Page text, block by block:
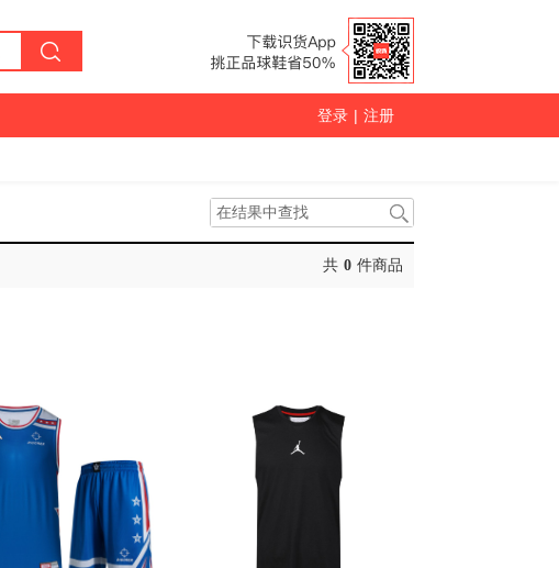
登录 | 注册
共 0 件商品